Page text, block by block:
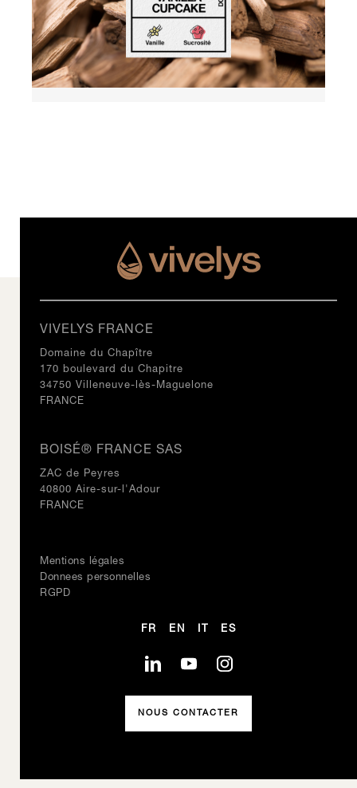
VIVELYS FRANCE
Domaine du Chapître
170 boulevard du Chapitre
34750 Villeneuve-lès-Maguelone
FRANCE
BOISÉ® FRANCE SAS
ZAC de Peyres
40800 Aire-sur-l'Adour
FRANCE
Mentions légales
Donnees personnelles
RGPD
NOUS CONTACTER
FR EN ES